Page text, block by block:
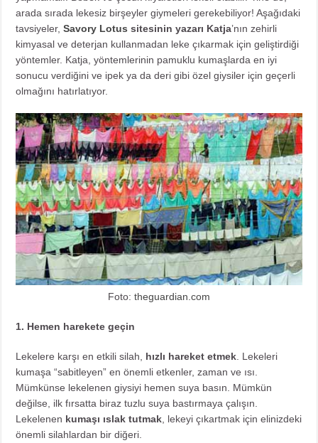
arada sırada lekesiz birşeyler giymeleri gerekebiliyor! Aşağıdaki
tavsiyeler,Savory Lotus sitesinin yazarı Katja’nın zehirli
kimyasal ve deterjan kullanmadan leke çıkarmak için geliştirdiği
yöntemler. Katja, yöntemlerinin pamuklu kumaşlarda en iyi
sonucu verdiğini ve ipek ya da deri gibi özel giysiler için geçerli
olmağını hatırlatıyor.
Foto: theguardian.com
1. Hemen harekete geçin
Lekelere karşı en etkili silah, hızlı hareket etmek . Lekeleri
kumaşa “sabitleyen” en önemli etkenler, zaman ve ısı.
Mümkünse lekelenen giysiyi hemen suya basın. Mümkün
değilse, ilk fırsatta biraz tuzlu suya bastırmaya çalışın.
Lekelenen kumaşı ıslak tutmak , lekeyi çıkartmak için elinizdeki
önemli silahlardan bir diğeri.